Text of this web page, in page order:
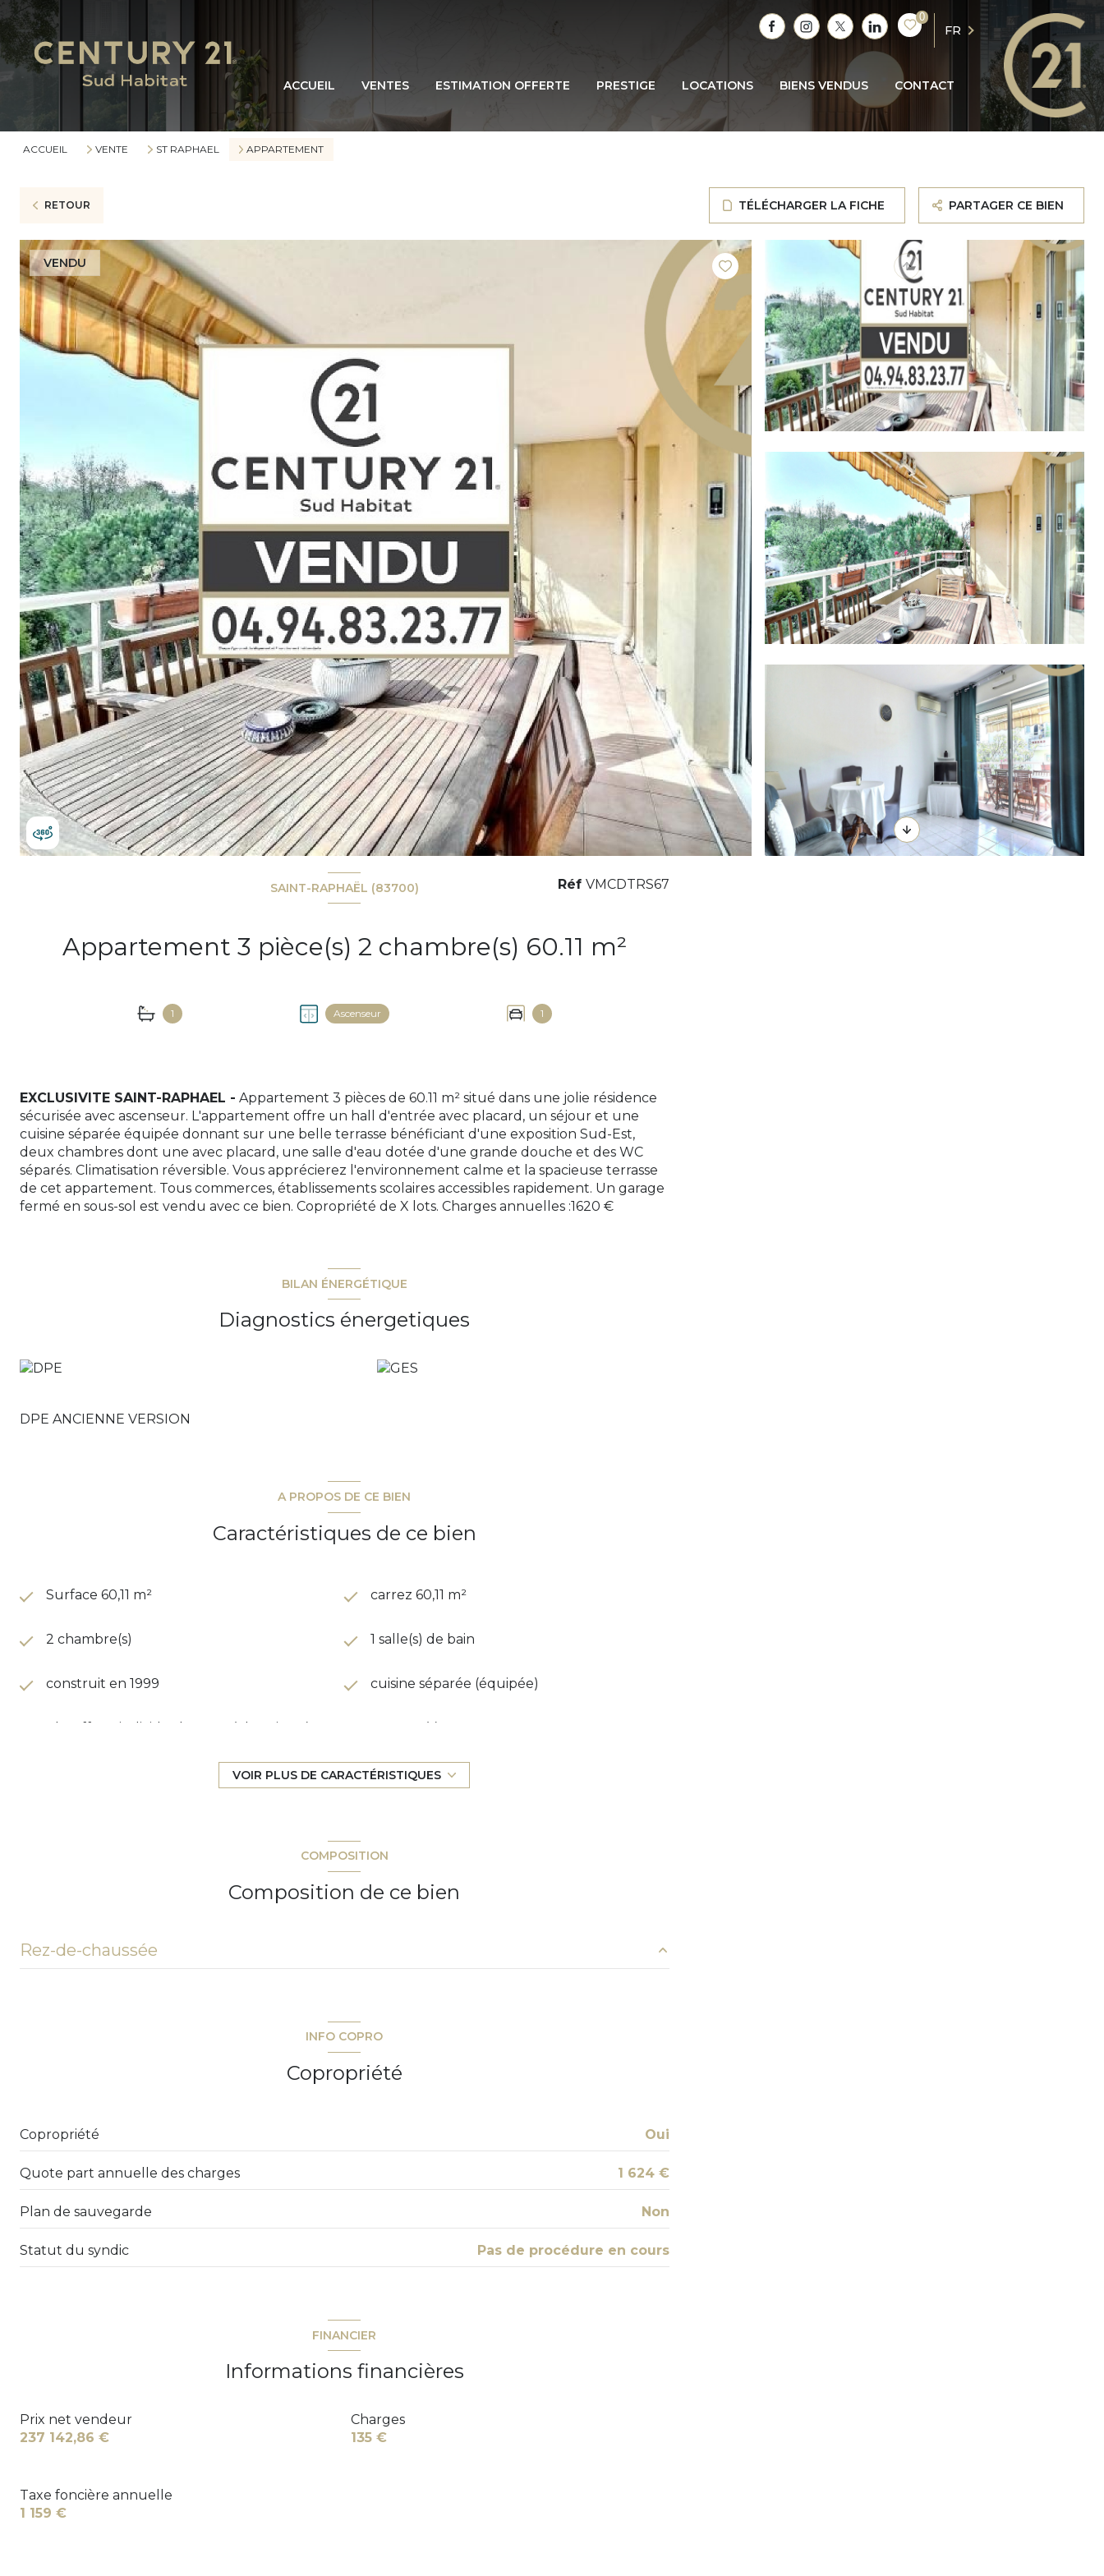
0
FR
ACCUEIL VENTES ESTIMATION OFFERTE PRESTIGE LOCATIONS BIENS VENDUS CONTACT
ACCUEIL VENTE ST RAPHAEL APPARTEMENT
RETOUR TÉLÉCHARGER LA FICHE PARTAGER CE BIEN
VENDU
SAINT-RAPHAËL (83700)
Appartement 3 pièce(s) 2 chambre(s) 60.11 m²
1 Ascenseur 1
Réf VMCDTRS67
EXCLUSIVITE SAINT-RAPHAEL - Appartement 3 pièces de 60.11 m² situé dans une jolie résidence
sécurisée avec ascenseur. L'appartement offre un hall d'entrée avec placard, un séjour et une
cuisine séparée équipée donnant sur une belle terrasse bénéficiant d'une exposition Sud-Est,
deux chambres dont une avec placard, une salle d'eau dotée d'une grande douche et des WC
séparés. Climatisation réversible. Vous apprécierez l'environnement calme et la spacieuse terrasse
de cet appartement. Tous commerces, établissements scolaires accessibles rapidement. Un garage
fermé en sous-sol est vendu avec ce bien. Copropriété de X lots. Charges annuelles :1620 €
BILAN ÉNERGÉTIQUE
Diagnostics énergetiques
DPE ANCIENNE VERSION
A PROPOS DE CE BIEN
Caractéristiques de ce bien
Surface 60,11 m² carrez 60,11 m²
2 chambre(s) 1 salle(s) de bain
construit en 1999 cuisine séparée (équipée)
Chauffage individuel : autre (electrique) 1 garage(s)
2ème étage
VOIR PLUS DE CARACTÉRISTIQUES
COMPOSITION
Composition de ce bien
Rez-de-chaussée
INFO COPRO
Copropriété
Copropriété Oui
Quote part annuelle des charges 1 624 €
Plan de sauvegarde Non
Statut du syndic Pas de procédure en cours
FINANCIER
Informations financières
Prix net vendeur
237 142,86 €
Charges
135 €
Taxe foncière annuelle
1 159 €